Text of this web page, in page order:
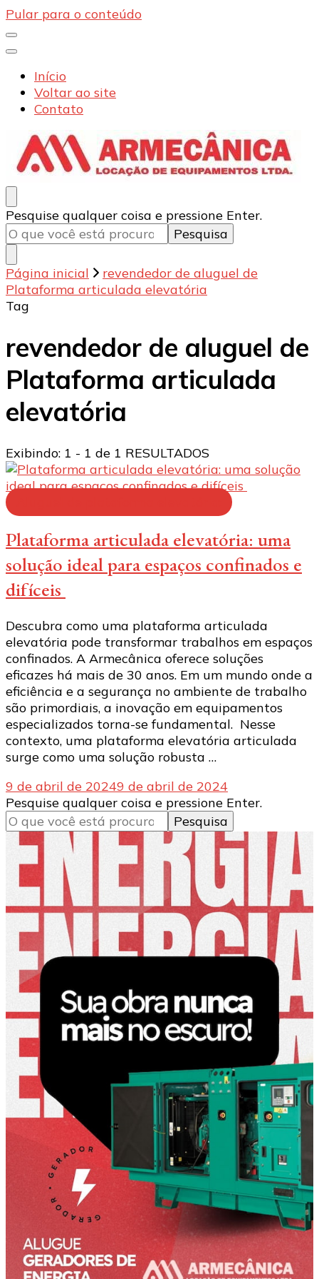
Pular para o conteúdo
Início
Voltar ao site
Contato
Armecânica
Blog
Procurando
algo?
Pesquise qualquer coisa e pressione Enter.
Página inicial
revendedor de aluguel de
Plataforma articulada elevatória
Tag
revendedor de aluguel de
Plataforma articulada
elevatória
Exibindo: 1 - 1 de 1 RESULTADOS
Plataforma articulada elevatória: uma
solução ideal para espaços confinados e
difíceis
Descubra como uma plataforma articulada
elevatória pode transformar trabalhos em espaços
confinados. A Armecânica oferece soluções
eficazes há mais de 30 anos. Em um mundo onde a
eficiência e a segurança no ambiente de trabalho
são primordiais, a inovação em equipamentos
especializados torna-se fundamental. Nesse
contexto, uma plataforma elevatória articulada
surge como uma solução robusta …
9 de abril de 20249 de abril de 2024
Procurando
algo?
Pesquise qualquer coisa e pressione Enter.